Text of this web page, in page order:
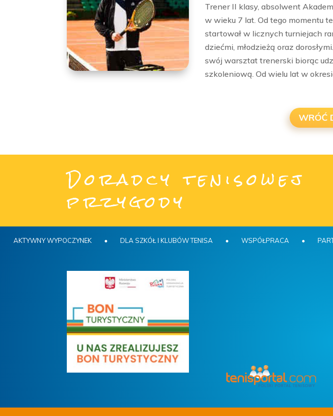
Trener II klasy, absolwent
w wieku 7 lat. Od tego momentu
startował w licznych turniejach
dziećmi, młodzieżą oraz
swój warsztat trenerski biorąc
szkoleniową. Od wielu lat w
WRÓĆ
Doradcy tenisowej
przygody
AKTYWNY WYPOCZYNEK • DLA SZKÓŁ I KLUBÓW TENISA • WSPÓŁPRACA •